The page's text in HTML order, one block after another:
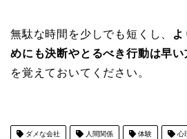
無駄な時間を少しでも短くし、
めにも決断やとるべき行動は早い
を覚えておいてください。
ダメな会社 人間関係 体験 心